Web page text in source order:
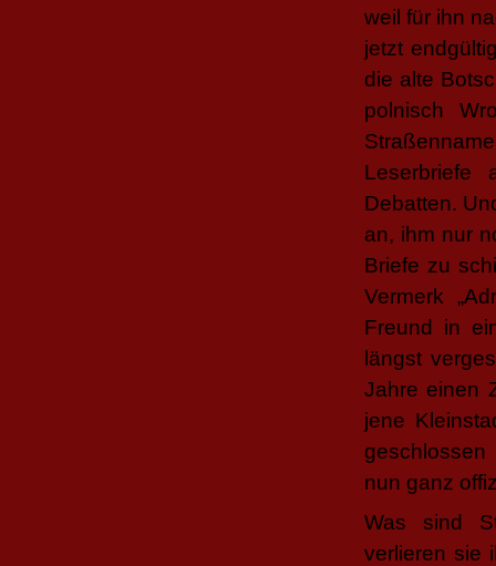
weil für ihn
jetzt
die alte
polnisch
Leserbriefe
Debatten.
an, ihm nur
Briefe zu
Vermerk
Freund in
längst
Jahre einen
jene
nun ganz
Was sind
verlieren sie